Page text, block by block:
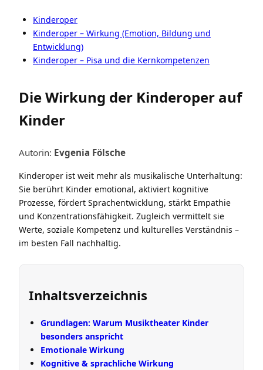
Kinderoper
Kinderoper – Wirkung (Emotion, Bildung und
Entwicklung)
Kinderoper – Pisa und die Kernkompetenzen
Die Wirkung der Kinderoper auf
Kinder
Autorin: Evgenia Fölsche
Kinderoper ist weit mehr als musikalische Unterhaltung:
Sie berührt Kinder emotional, aktiviert kognitive
Prozesse, fördert Sprachentwicklung, stärkt Empathie
und Konzentrationsfähigkeit. Zugleich vermittelt sie
Werte, soziale Kompetenz und kulturelles Verständnis –
im besten Fall nachhaltig.
Inhaltsverzeichnis
Grundlagen: Warum Musiktheater Kinder
besonders anspricht
Emotionale Wirkung
Kognitive & sprachliche Wirkung